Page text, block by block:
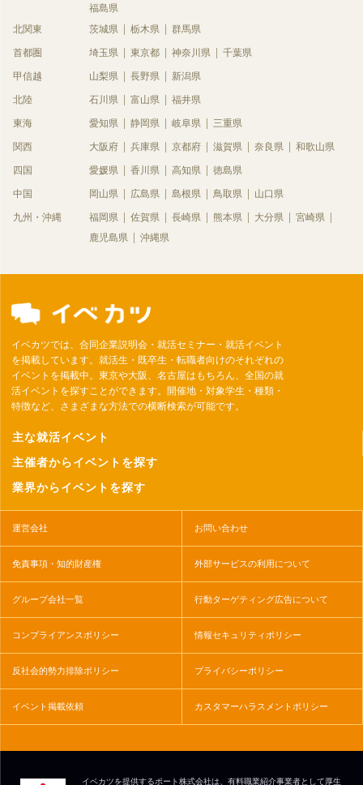
福島県
北関東
茨城県 栃木県 群馬県
首都圏 埼玉県 東京都 神奈川県 千葉県
甲信越 山梨県 長野県 新潟県
北陸 石川県 富山県 福井県
東海 愛知県 静岡県 岐阜県 三重県
関西 大阪府 兵庫県 京都府 滋賀県 奈良県 和歌山県
四国 愛媛県 香川県 高知県 徳島県
中国 岡山県 広島県 島根県 鳥取県 山口県
九州・沖縄 福岡県 佐賀県 長崎県 熊本県 大分県
宮崎県
鹿児島県
沖縄県
イベカツでは、合同企業説明会・就活セミナー・就活イベント
を掲載しています。就活生・既卒生・転職者向けのそれぞれの
イベントを掲載中。東京や大阪、名古屋はもちろん、全国の就
活イベントを探すことができます。開催地・対象学生・種類・
特徴など、さまざまな方法での横断検索が可能です。
主な就活イベント
主催者からイベントを探す
業界からイベントを探す
運営会社 お問い合わせ
免責事項・知的財産権 外部サービスの利用について
グループ会社一覧 行動ターゲティング広告について
コンプライアンスポリシー 情報セキュリティポリシー
反社会的勢力排除ポリシー プライバシーポリシー
イベント掲載依頼 カスタマーハラスメントポリシー